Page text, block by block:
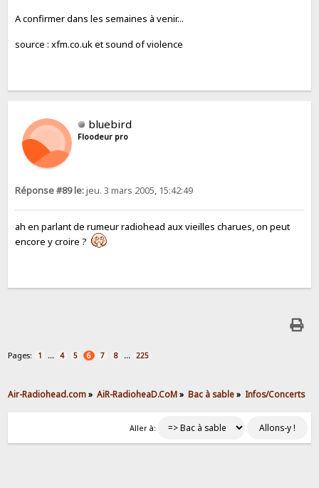
A confirmer dans les semaines à venir...
source : xfm.co.uk et sound of violence
bluebird
Floodeur pro
Réponse #89 le:jeu. 3 mars 2005, 15:42:49
ah en parlant de rumeur radiohead aux vieilles charues, on peut
encore y croire ?
Pages: 1 ... 4 5 6 7 8 ... 225
Air-Radiohead.com» AiR-RadioheaD.CoM» Bac à sable» Infos/Concerts
Aller à: